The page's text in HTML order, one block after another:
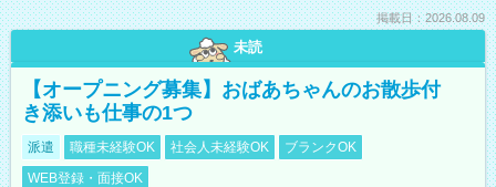
掲載日：2026.08.09
未読
【オープニング募集】おばあちゃんのお散歩付
き添いも仕事の1つ
派遣 職種未経験OK 社会人未経験OK
ブランクOK
WEB登録・面接OK